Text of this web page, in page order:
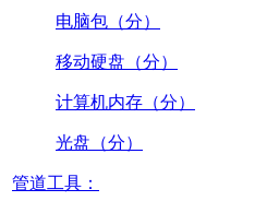
电脑包（分）
移动硬盘（分）
计算机内存（分）
光盘（分）
管道工具：